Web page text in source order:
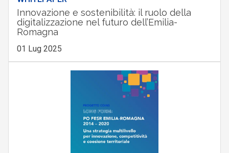
Innovazione e sostenibilità: il ruolo della
digitalizzazione nel futuro dell’Emilia-
Romagna
01 Lug 2025